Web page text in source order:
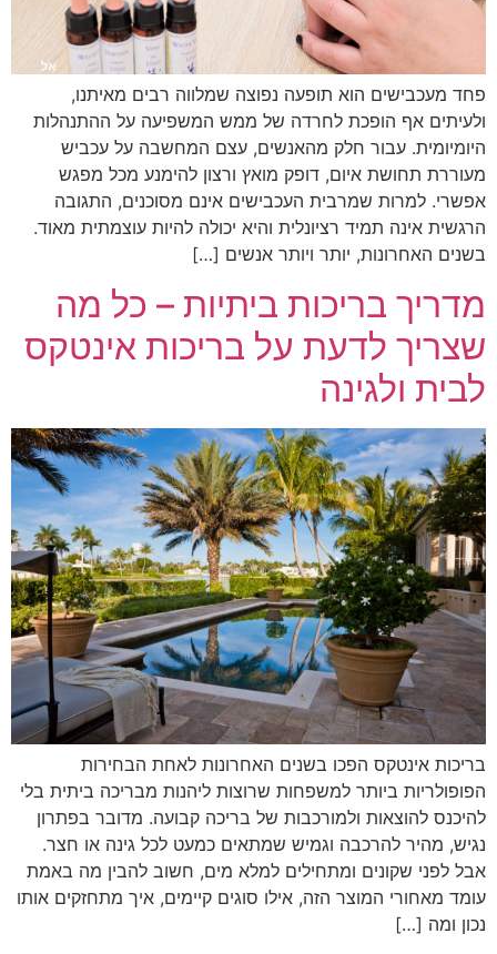
פחד מעכבישים הוא תופעה נפוצה שמלווה רבים מאיתנו,
ולעיתים אף הופכת לחרדה של ממש המשפיעה על ההתנהלות
היומיומית. עבור חלק מהאנשים, עצם המחשבה על עכביש
מעוררת תחושת איום, דופק מואץ ורצון להימנע מכל מפגש
אפשרי. למרות שמרבית העכבישים אינם מסוכנים, התגובה
הרגשית אינה תמיד רציונלית והיא יכולה להיות עוצמתית מאוד.
בשנים האחרונות, יותר ויותר אנשים […]
מדריך בריכות ביתיות – כל מה
שצריך לדעת על בריכות אינטקס
לבית ולגינה
בריכות אינטקס הפכו בשנים האחרונות לאחת הבחירות
הפופולריות ביותר למשפחות שרוצות ליהנות מבריכה ביתית בלי
להיכנס להוצאות ולמורכבות של בריכה קבועה. מדובר בפתרון
נגיש, מהיר להרכבה וגמיש שמתאים כמעט לכל גינה או חצר.
אבל לפני שקונים ומתחילים למלא מים, חשוב להבין מה באמת
עומד מאחורי המוצר הזה, אילו סוגים קיימים, איך מתחזקים אותו
נכון ומה […]